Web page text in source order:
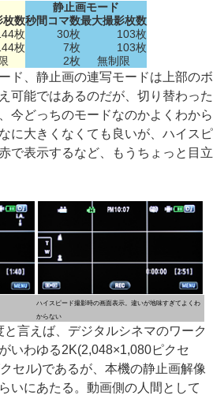
静止画モード
枚数秒間コマ数最大撮影枚数
枚 30枚
103枚
枚 7枚
103枚
2枚 無制限
ド、静止画の連写モードは上部のボ
可能ではあるのだが、切り替わった
今どっちのモードなのかよくわから
に大きくなくても良いが、ハイスピ
で表示するなど、もうちょっと目立
ハイスピード撮影時の画面表示。違いが地味すぎてよくわ
からない
言えば、デジタルシネマのワーク
いわゆる2K(2,048×1,080ピクセ
セル)であるが、本機の静止画解像
いにあたる。動画側の人間として